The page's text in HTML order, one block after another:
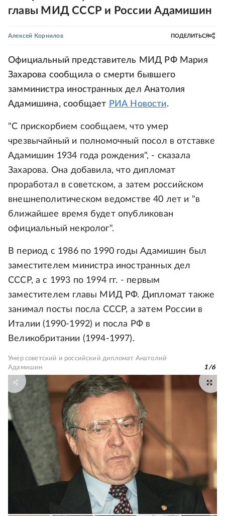
главы МИД СССР и России Адамишин
Алексей Корнилов ПОДЕЛИТЬСЯ
Официальный представитель МИД РФ Мария
Захарова сообщила о смерти бывшего
замминистра иностранных дел Анатолия
Адамишина, сообщает РИА Новости.
"С прискорбием сообщаем, что умер
чрезвычайный и полномочный посол в отставке
Адамишин 1934 года рождения", - сказала
Захарова. Она добавила, что дипломат
проработал в советском, а затем российском
внешнеполитическом ведомстве 40 лет и "в
ближайшее время будет опубликован
официальный некролог".
В период с 1986 по 1990 годы Адамишин был
заместителем министра иностранных дел
СССР, а с 1993 по 1994 гг. - первым
заместителем главы МИД РФ. Дипломат также
занимал посты посла СССР, а затем России в
Италии (1990-1992) и посла РФ в
Великобритании (1994-1997).
Умер советский и российский дипломат Анатолий
Адамишин
1/6